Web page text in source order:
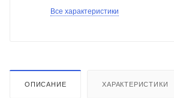
Все характеристики
ОПИСАНИЕ ХАРАКТЕРИСТИКИ